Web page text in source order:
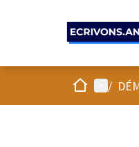
AccueilMenu
/